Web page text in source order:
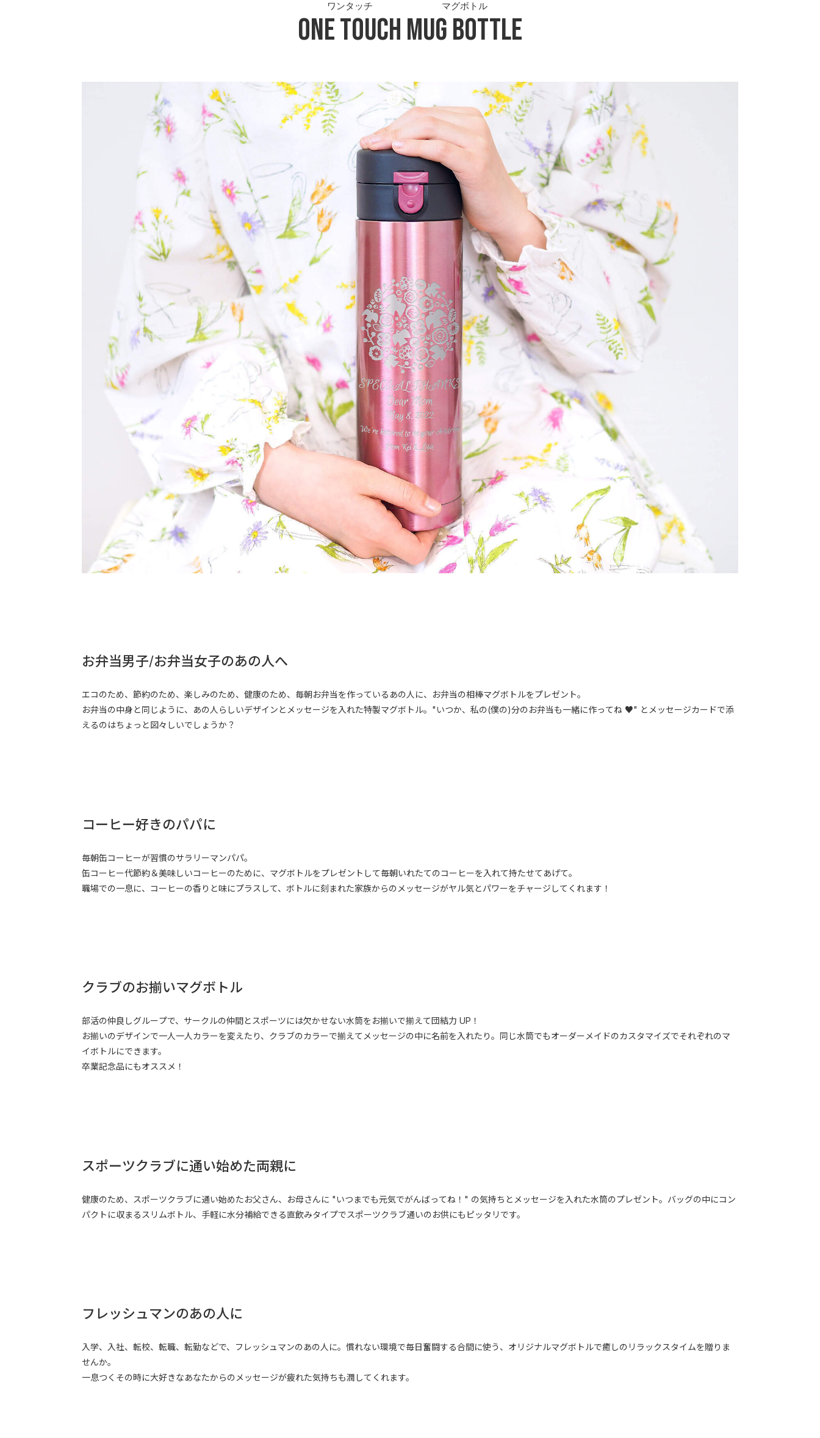
One Touch
ワンタッチ
Mug Bottle
マグボトル
お弁当男子/お弁当女子のあの人へ
エコのため、節約のため、楽しみのため、健康のため、毎朝お弁当を作っているあの人に、お弁当の相棒マグボトルをプレゼント。
お弁当の中身と同じように、あの人らしいデザインとメッセージを入れた特製マグボトル。"いつか、私の(僕の)分のお弁当も一緒に作ってね ♥" とメッセージカードで添
えるのはちょっと図々しいでしょうか？
コーヒー好きのパパに
毎朝缶コーヒーが習慣のサラリーマンパパ。
缶コーヒー代節約＆美味しいコーヒーのために、マグボトルをプレゼントして毎朝いれたてのコーヒーを入れて持たせてあげて。
職場での一息に、コーヒーの香りと味にプラスして、ボトルに刻まれた家族からのメッセージがヤル気とパワーをチャージしてくれます！
クラブのお揃いマグボトル
部活の仲良しグループで、サークルの仲間とスポーツには欠かせない水筒をお揃いで揃えて団結力 UP！
お揃いのデザインで一人一人カラーを変えたり、クラブのカラーで揃えてメッセージの中に名前を入れたり。同じ水筒でもオーダーメイドのカスタマイズでそれぞれのマ
イボトルにできます。
卒業記念品にもオススメ！
スポーツクラブに通い始めた両親に
健康のため、スポーツクラブに通い始めたお父さん、お母さんに "いつまでも元気でがんばってね！" の気持ちとメッセージを入れた水筒のプレゼント。バッグの中にコン
パクトに収まるスリムボトル、手軽に水分補給できる直飲みタイプでスポーツクラブ通いのお供にもピッタリです。
フレッシュマンのあの人に
入学、入社、転校、転職、転勤などで、フレッシュマンのあの人に。慣れない環境で毎日奮闘する合間に使う、オリジナルマグボトルで癒しのリラックスタイムを贈りま
せんか。
一息つくその時に大好きなあなたからのメッセージが疲れた気持ちも潤してくれます。